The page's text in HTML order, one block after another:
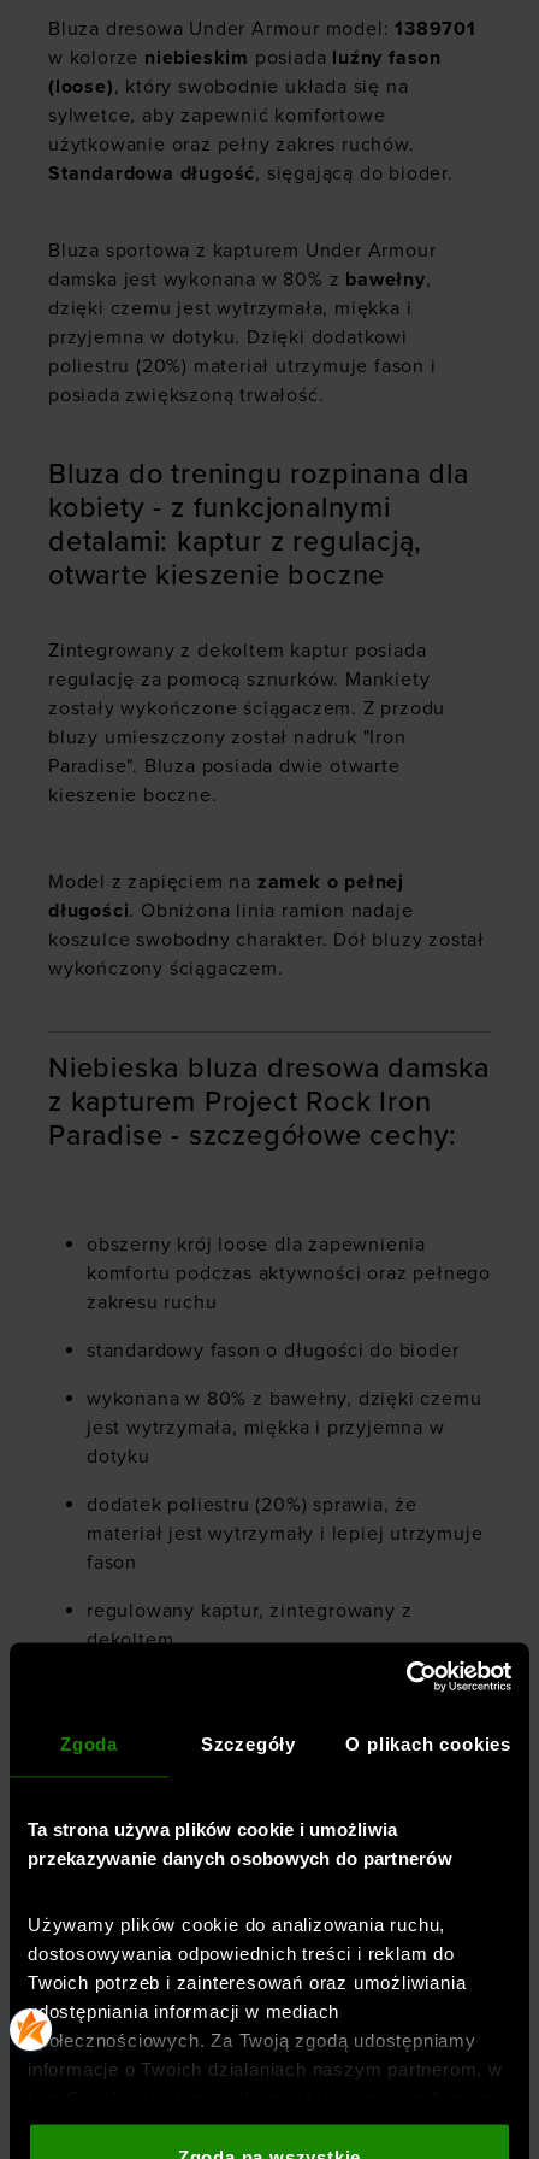
Zgoda Szczegóły O plikach cookies
Ta strona używa plików cookie i umożliwia
przekazywanie danych osobowych do partnerów
Używamy plików cookie do analizowania ruchu,
dostosowywania odpowiednich treści i reklam do
Twoich potrzeb i zainteresowań oraz umożliwiania
udostępniania informacji w mediach
społecznościowych. Za Twoją zgodą udostępniamy
informacje o Twoich działaniach naszym partnerom, w
zajmującym się reklamą i analityką internetową. Nasi
Bluza dresowa Under Armour model:1389701
w kolorze niebieskim posiada luźny fason
(loose), który swobodnie układa się na
sylwetce, aby zapewnić komfortowe
użytkowanie oraz pełny zakres ruchów.
Standardowa długość, sięgającą do bioder.
Bluza sportowa z kapturem Under Armour
damska jest wykonana w 80% z bawełny,
dzięki czemu jest wytrzymała, miękka i
przyjemna w dotyku. Dzięki dodatkowi
poliestru (20%) materiał utrzymuje fason i
posiada zwiększoną trwałość.
Bluza do treningu rozpinana dla
kobiety - z funkcjonalnymi
detalami: kaptur z regulacją,
otwarte kieszenie boczne
Zintegrowany z dekoltem kaptur posiada
regulację za pomocą sznurków. Mankiety
zostały wykończone ściągaczem. Z przodu
bluzy umieszczony został nadruk "Iron
Paradise". Bluza posiada dwie otwarte
kieszenie boczne.
Model z zapięciem na zamek o pełnej
długości. Obniżona linia ramion nadaje
koszulce swobodny charakter. Dół bluzy został
wykończony ściągaczem.
Niebieska bluza dresowa damska
z kapturem Project Rock Iron
Paradise - szczegółowe cechy:
obszerny krój loose dla zapewnienia
komfortu podczas aktywności oraz pełnego
zakresu ruchu
standardowy fason o długości do bioder
wykonana w 80% z bawełny, dzięki czemu
jest wytrzymała, miękka i przyjemna w
dotyku
dodatek poliestru (20%) sprawia, że
materiał jest wytrzymały i lepiej utrzymuje
fason
regulowany kaptur, zintegrowany z
dekoltem
z przodu nadrukIron Paradise
otwarte kieszenie boczne
zamek błyskawiczny o pełnej długości
dół ze ściągaczem
Płeć: kobieta
Przeznaczenie: sportstyle, fitness / trening